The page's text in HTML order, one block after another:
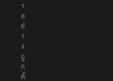
า
อ
ย่
า
ง
ถู
ก
ต้